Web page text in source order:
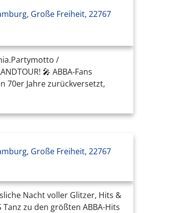
Große Freiheit, 22767
/
🎤 ABBA-Fans
70er Jahre zurückversetzt,
Große Freiheit, 22767
Nacht voller Glitzer, Hits &
Tanz zu den größten ABBA-Hits